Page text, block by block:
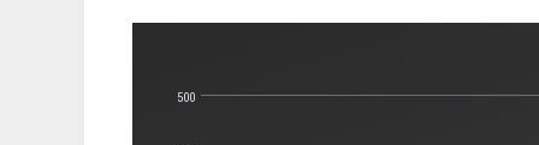
500